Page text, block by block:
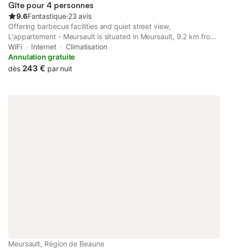
Gîte pour 4 personnes
9.6Fantastique⋅23 avis
Offering barbecue facilities and quiet street view,
L'appartement - Meursault is situated in Meursault, 9.2 km from
Beaune Train Station and 10 km from Beaune Exhibition Centre.
WiFi Internet
Climatisation
Annulation gratuite
dès 243 € par nuit
Meursault, Région de Beaune